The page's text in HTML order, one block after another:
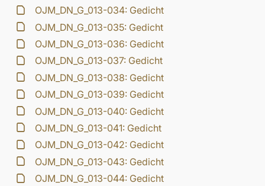
OJM_DN_G_013-034: Gedicht
OJM_DN_G_013-035: Gedicht
OJM_DN_G_013-036: Gedicht
OJM_DN_G_013-037: Gedicht
OJM_DN_G_013-038: Gedicht
OJM_DN_G_013-039: Gedicht
OJM_DN_G_013-040: Gedicht
OJM_DN_G_013-041: Gedicht
OJM_DN_G_013-042: Gedicht
OJM_DN_G_013-043: Gedicht
OJM_DN_G_013-044: Gedicht